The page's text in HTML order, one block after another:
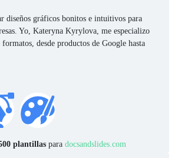
diseños gráficos bonitos e intuitivos para
Yo, Kateryna Kyrylova, me especializo
desde productos de Google hasta
plantillas para docsandslides.com